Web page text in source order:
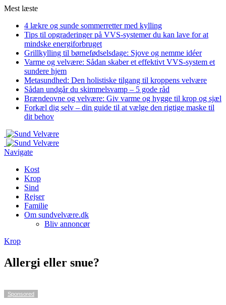
Mest læste
4 lækre og sunde sommerretter med kylling
Tips til opgraderinger på VVS-systemer du kan lave for at
mindske energiforbruget
Grillkylling til børnefødselsdage: Sjove og nemme idéer
Varme og velvære: Sådan skaber et effektivt VVS-system et
sundere hjem
Metasundhed: Den holistiske tilgang til kroppens velvære
Sådan undgår du skimmelsvamp – 5 gode råd
Brændeovne og velvære: Giv varme og hygge til krop og sjæl
Forkæl dig selv – din guide til at vælge den rigtige maske til
dit behov
Navigate
Kost
Krop
Sind
Rejser
Familie
Om sundvelvære.dk
Bliv annoncør
Krop
Allergi eller snue?
Sponsored